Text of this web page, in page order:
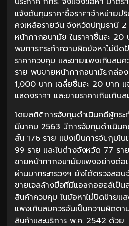
แจ้งต้นทุนราคาซื้อราคาจำหน่าย
คงเหลือรายวัน จังหวัดปทุมธานี 2
หน้ากากอนามัย ในราคาชิ้นละ 20
พบการกระทำความผิดข้อหาไม่ปิด
ราคาควบคุม และขายแพงเกินสมค
ราย พบขายหน้ากากอนามัยกล่อง
1,000 บาท เฉลี่ยชิ้นละ 20 บาท
แสดงราคา และขายราคาเกินเกิน
โดยสถิติการจับกุมดำเนินคดีผู้กร
มีนาคม 2563 มีการจับกุมดำเนิน
สิ้น 176 ราย แบ่งเป็นการจับกุมใน
99 ราย และในต่างจังหวัด 77 ร
ขายหน้ากากอนามัยแพงอย่างต่อ
ผ่านมากระทรวงฯ ยังได้ตรวจสอ
ขายเจลล้างมือที่มีแอลกอฮอล์เป็น
สินค้าควบคุม ในข้อหาไม่ปิดป้ายแ
แพงเกินสมควรอันเป็นความผิดตา
สินค้าและบริการ พ.ศ. 2542 ด้วย